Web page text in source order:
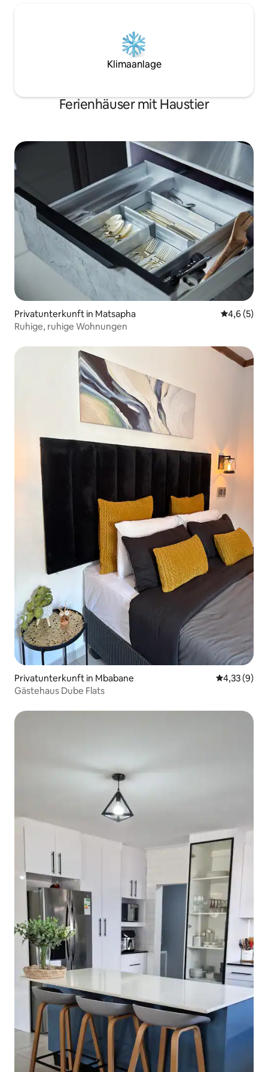
Klimaanlage
Ferienhäuser mit Haustier
Privatunterkunft in Matsapha
4,6 (5)
Ruhige, ruhige Wohnungen
Privatunterkunft in Mbabane
4,33 (9)
Gästehaus Dube Flats